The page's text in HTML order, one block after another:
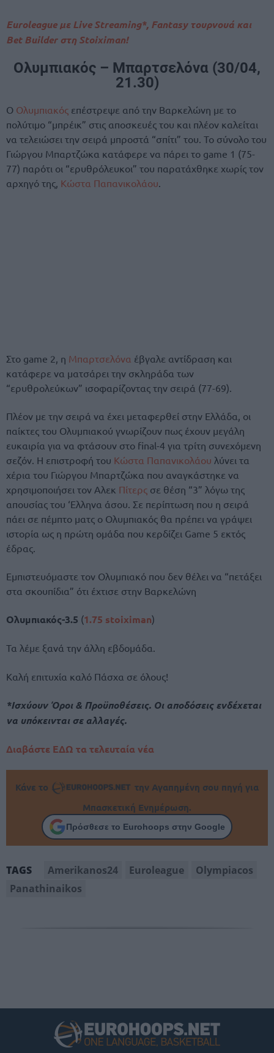
Euroleague με Live Streaming*, Fantasy τουρνουά και
Bet Builder στη Stoiximan!
Ολυμπιακός – Μπαρτσελόνα (30/04,
21.30)
Ο Ολυμπιακός επέστρεψε από την Βαρκελώνη με το
πολύτιμο “μπρέικ” στις αποσκευές του και πλέον καλείται
να τελειώσει την σειρά μπροστά “σπίτι” του. Το σύνολο του
Γιώργου Μπαρτζώκα κατάφερε να πάρει το game 1 (75-
77) παρότι οι “ερυθρόλευκοι” του παρατάχθηκε χωρίς τον
αρχηγό της, Κώστα Παπανικολάου
Στο game 2, η Μπαρτσελόνα έβγαλε αντίδραση και
κατάφερε να ματσάρει την σκληράδα των
“ερυθρολεύκων” ισοφαρίζοντας την σειρά (77-69).
Πλέον με την σειρά να έχει μεταφερθεί στην Ελλάδα, οι
παίκτες του Ολυμπιακού γνωρίζουν πως έχουν μεγάλη
ευκαιρία για να φτάσουν στο final-4 για τρίτη συνεχόμενη
σεζόν. Η επιστροφή του Κώστα Παπανικολάου λύνει τα
χέρια του Γιώργου Μπαρτζώκα που αναγκάστηκε να
χρησιμοποιήσει τον Αλεκ Πίτερς σε θέση “3” λόγω της
απουσίας του ‘Eλληνα άσου. Σε περίπτωση που η σειρά
πάει σε πέμπτο ματς ο Ολυμπιακός θα πρέπει να γράψει
ιστορία ως η πρώτη ομάδα που κερδίζει Game 5 εκτός
έδρας.
Εμπιστευόμαστε τον Ολυμπιακό που δεν θέλει να “πετάξει
στα σκουπίδια” ότι έχτισε στην Βαρκελώνη
Ολυμπιακός-3.5 (1.75 stoiximan)
Τα λέμε ξανά την άλλη εβδομάδα.
Καλή επιτυχία καλό Πάσχα σε όλους!
*Ισχύουν Όροι & Προϋποθέσεις. Οι αποδόσεις ενδέχεται
να υπόκεινται σε αλλαγές.
Διαβάστε ΕΔΩ τα τελευταία νέα
Κάνε το
την Αγαπημένη σου πηγή για
Μπασκετική Ενημέρωση.
Πρόσθεσε το Eurohoops στην Google
TAGS Amerikanos24 Euroleague
Olympiacos
Panathinaikos